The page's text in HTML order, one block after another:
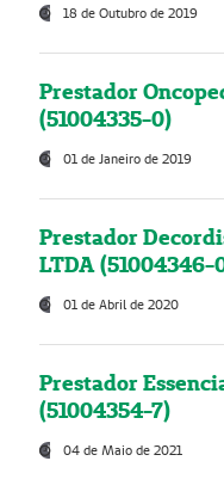
18 de Outubro de 2019
Prestador
(51004335-0)
01 de Janeiro de 2019
Prestador
LTDA (51004346-
01 de Abril de 2020
Prestador
(51004354-7)
04 de Maio de 2021